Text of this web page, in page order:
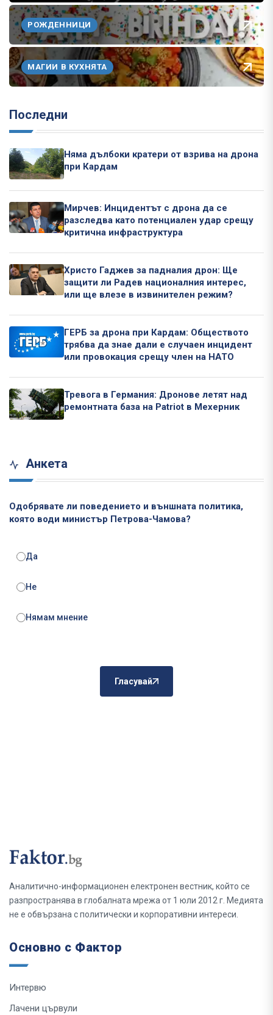
РОЖДЕННИЦИ
МАГИИ В КУХНЯТА
Последни
Няма дълбоки кратери от взрива на дрона
при Кардам
Мирчев: Инцидентът с дрона да се
разследва като потенциален удар срещу
критична инфраструктура
Христо Гаджев за падналия дрон: Ще
защити ли Радев националния интерес,
или ще влезе в извинителен режим?
ГЕРБ за дрона при Кардам: Обществото
трябва да знае дали е случаен инцидент
или провокация срещу член на НАТО
Тревога в Германия: Дронове летят над
ремонтната база на Patriot в Мехерник
Анкета
Одобрявате ли поведението и външната политика,
която води министър Петрова-Чамова?
Да
Не
Нямам мнение
Гласувай
Аналитично-информационен електронен вестник, който се
разпространява в глобалната мрежа от 1 юли 2012 г. Медията
не е обвързана с политически и корпоративни интереси.
Основно с Фактор
Интервю
Лачени цървули